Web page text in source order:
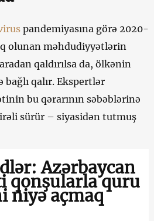
pandemiyasına görə 2020-
olunan məhdudiyyətlərin
qaldırılsa da, ölkənin
qalır. Ekspertlər
bu qərarının səbəblərinə
sürür – siyasidən tutmuş
Azərbaycan
qonşularla quru
niyə açmaq